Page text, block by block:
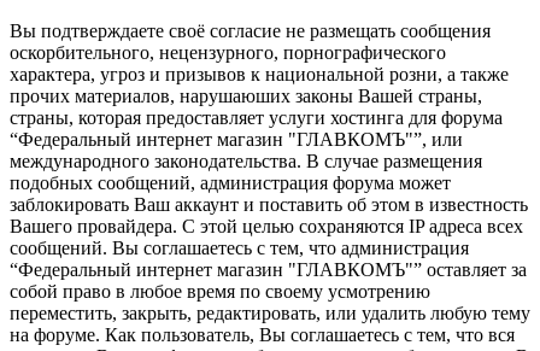
Вы подтверждаете своё согласие не размещать сообщения
оскорбительного, нецензурного, порнографического
характера, угроз и призывов к национальной розни, а также
прочих материалов, нарушаюших законы Вашей страны,
страны, которая предоставляет услуги хостинга для форума
“Федеральный интернет магазин "ГЛАВКОМЪ"”, или
международного законодательства. В случае размещения
подобных сообщений, администрация форума может
заблокировать Ваш аккаунт и поставить об этом в известность
Вашего провайдера. С этой целью сохраняются IP адреса всех
сообщений. Вы соглашаетесь с тем, что администрация
“Федеральный интернет магазин "ГЛАВКОМЪ"” оставляет за
собой право в любое время по своему усмотрению
переместить, закрыть, редактировать, или удалить любую тему
на форуме. Как пользователь, Вы соглашаетесь с тем, что вся